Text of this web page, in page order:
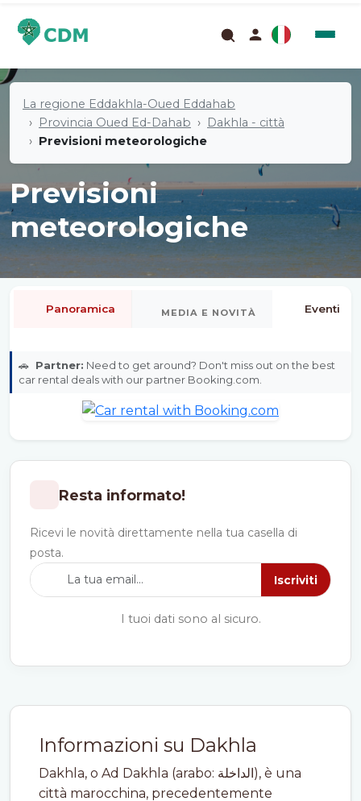
La regione Eddakhla-Oued Eddahab
Provincia Oued Ed-Dahab
Dakhla - città
Previsioni meteorologiche
Previsioni
meteorologiche
Informazioni su Dakhla
Dakhla, o Ad Dakhla (arabo: الداخلة), è una
città marocchina, precedentemente
Panoramica MEDIA E NOVITÀ Eventi
🚗 Partner: Need to get around? Don't miss out on the best
car rental deals with our partner Booking.com.
Resta informato!
Ricevi le novità direttamente nella tua casella di
posta.
Iscriviti
I tuoi dati sono al sicuro.